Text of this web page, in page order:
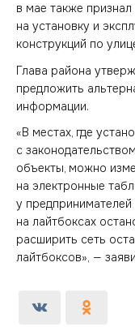
в мае также
на установку и
конструкций по
Глава района
предложить
информации.
«В местах, где
с
объекты, можно
на электронные
у
на лайтбоксах
расширить сеть
лайтбоксов», —